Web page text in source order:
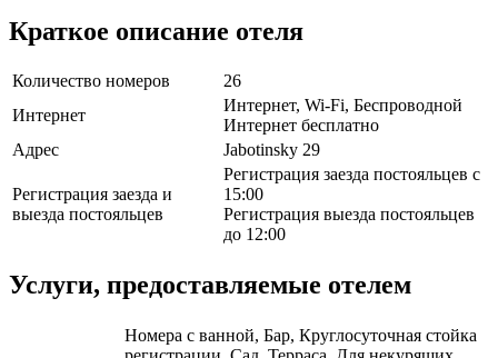
Краткое описание отеля
Количество номеров
26
Интернет
Интернет, Wi-Fi, Беспроводной
Интернет бесплатно
Адрес
Jabotinsky 29
Регистрация заезда и
выезда постояльцев
Регистрация заезда постояльцев с
15:00
Регистрация выезда постояльцев
до 12:00
Услуги, предоставляемые отелем
Номера с ванной, Бар, Круглосуточная стойка